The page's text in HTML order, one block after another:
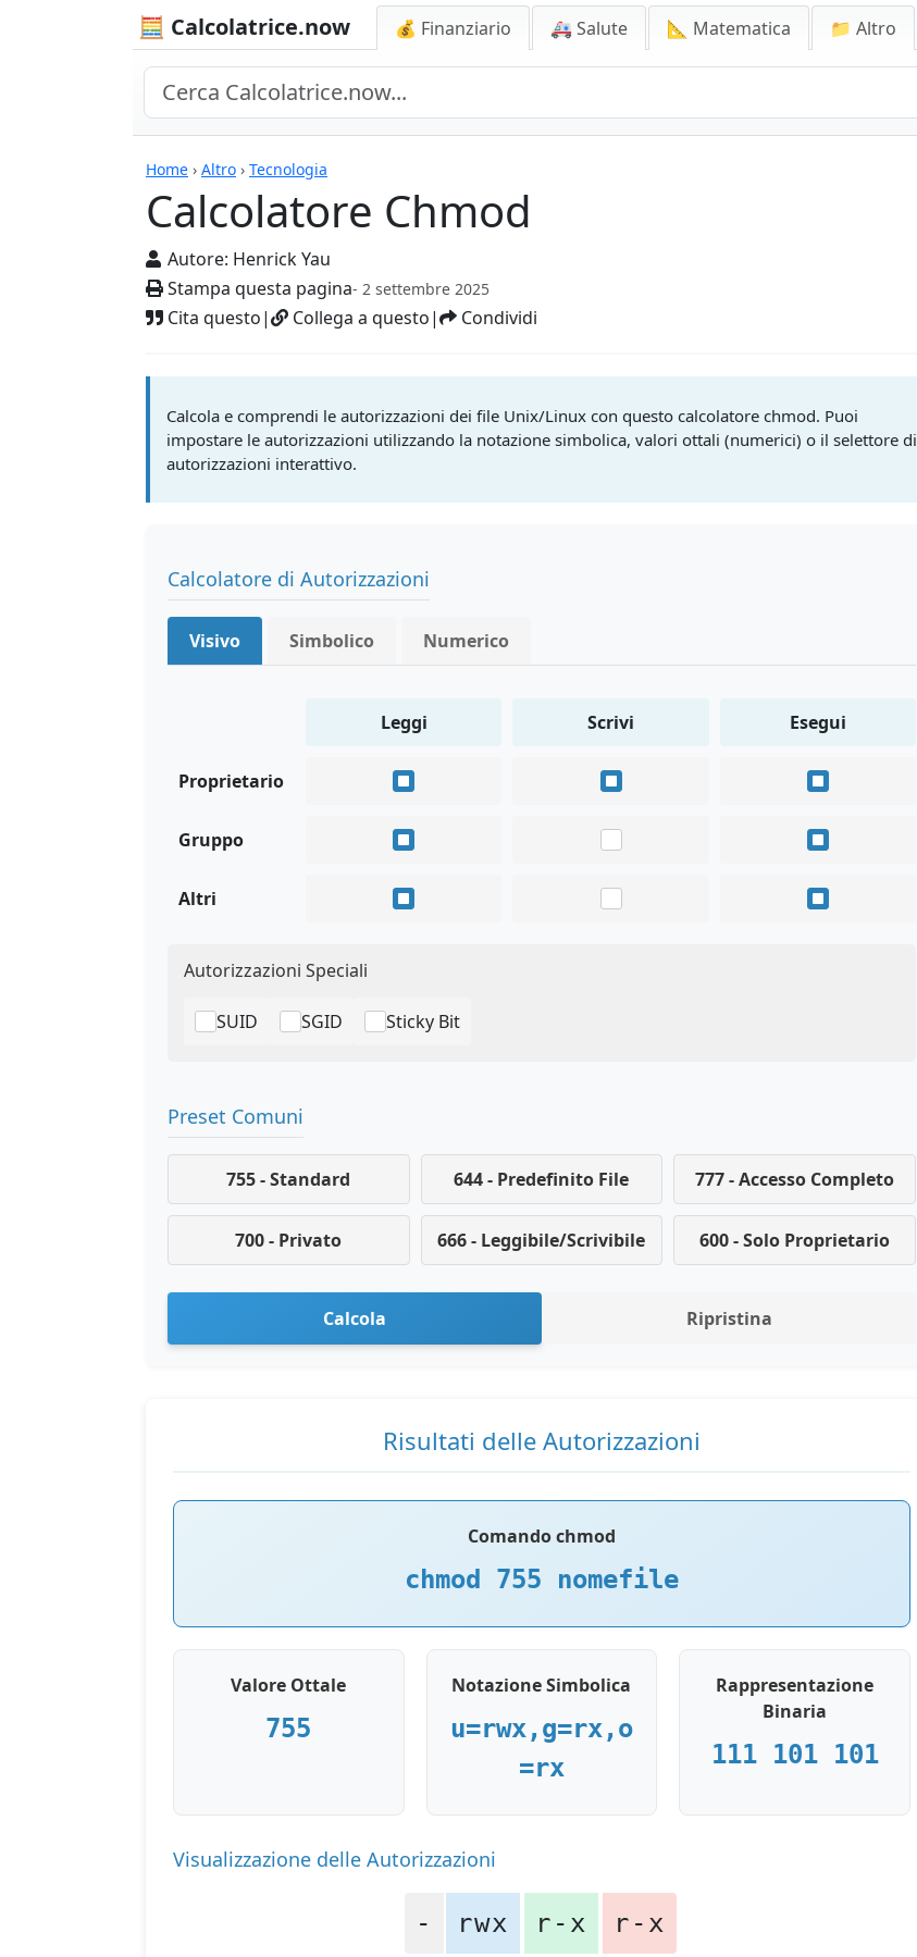
🧮 Calcolatrice.now 💰 Finanziario 🚑 Salute 📐 Matematica 📁 Altro
Home › Altro › Tecnologia
Calcolatore Chmod
Autore: Henrick Yau
Stampa questa pagina- 2 settembre 2025
Cita questo| Collega a questo| Condividi
Calcolatrici
Calcola e comprendi le autorizzazioni dei file Unix/Linux con questo calcolatore chmod. Puoi
impostare le autorizzazioni utilizzando la notazione simbolica, valori ottali (numerici) o il selettore di
autorizzazioni interattivo.
Calcolatore di Autorizzazioni
Visivo Simbolico Numerico
Leggi Scrivi Esegui
Proprietario
Gruppo
Altri
Autorizzazioni Speciali
SUID SGID Sticky Bit
Preset Comuni
755 - Standard 644 - Predefinito File 777 - Accesso Completo
700 - Privato 666 - Leggibile/Scrivibile 600 - Solo Proprietario
Calcola Ripristina
Risultati delle Autorizzazioni
Comando chmod
chmod 755 nomefile
Valore Ottale
755
Notazione Simbolica
u=rwx,g=rx,o
=rx
Rappresentazione
Binaria
111 101 101
Visualizzazione delle Autorizzazioni
- rwx r-x r-x